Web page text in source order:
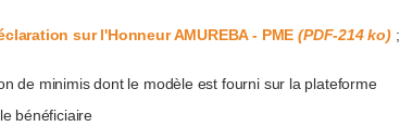
sur l'Honneur AMUREBA - PME (PDF-214 ko);
de minimis dont le modèle est fourni sur la plateforme
bénéficiaire